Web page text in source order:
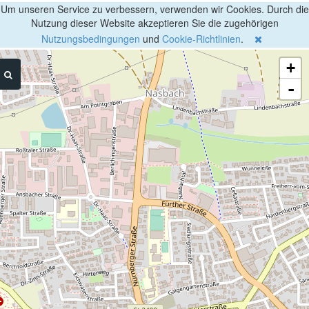
Um unseren Service zu verbessern, verwenden wir Cookies. Durch die
Nutzung dieser Website akzeptieren Sie die zugehörigen
Nutzungsbedingungen und Cookie-Richtlinien.
+
-